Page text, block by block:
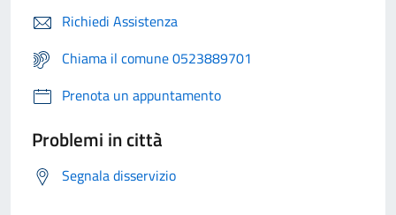
Richiedi Assistenza
Chiama il comune 0523889701
Prenota un appuntamento
Problemi in città
Segnala disservizio